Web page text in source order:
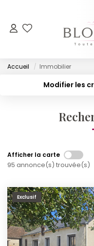
Qui
Accueil Immobilier
Modifier les
Afficher la carte
95 annonce(s) trouvée(s)
Exclusif